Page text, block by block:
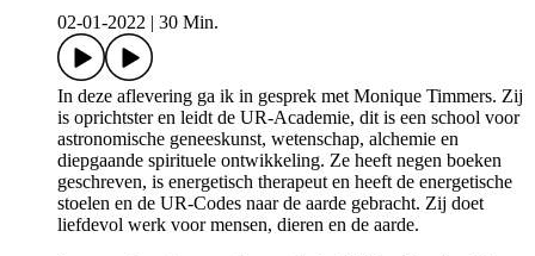
02-01-2022
30 Min.
In deze aflevering ga ik in gesprek met Monique Timmers. Zij
is oprichtster en leidt de UR-Academie, dit is een school voor
astronomische geneeskunst, wetenschap, alchemie en
diepgaande spirituele ontwikkeling. Ze heeft negen boeken
geschreven, is energetisch therapeut en heeft de energetische
stoelen en de UR-Codes naar de aarde gebracht. Zij doet
liefdevol werk voor mensen, dieren en de aarde.